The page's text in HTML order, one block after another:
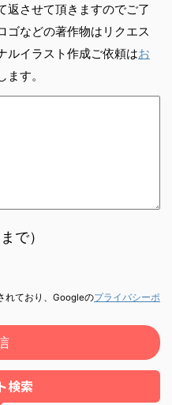
返させて頂きますのでご了
ゴなどの著作物はリクエス
ルイラスト作成ご依頼はお
ます。
で）
れており、Googleのプライバシーポ
検索